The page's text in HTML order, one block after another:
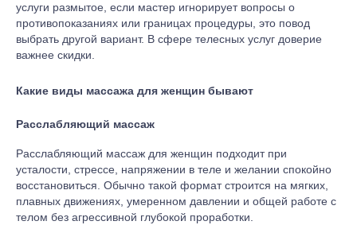
услуги размытое, если мастер игнорирует вопросы о
противопоказаниях или границах процедуры, это повод
выбрать другой вариант. В сфере телесных услуг доверие
важнее скидки.
Какие виды массажа для женщин бывают
Расслабляющий массаж
Расслабляющий массаж для женщин подходит при
усталости, стрессе, напряжении в теле и желании спокойно
восстановиться. Обычно такой формат строится на мягких,
плавных движениях, умеренном давлении и общей работе с
телом без агрессивной глубокой проработки.